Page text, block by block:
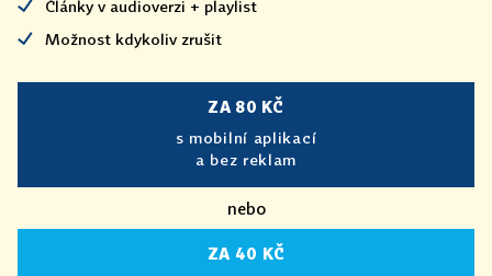
Články v audioverzi + playlist
Možnost kdykoliv zrušit
ZA 80 KČ
s mobilní aplikací
a bez reklam
nebo
ZA 40 KČ